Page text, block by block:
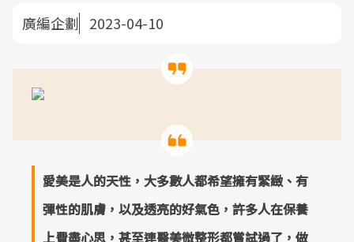
廣編企劃 2023-04-10
愛美是人的天性，大多數人都希望擁有緊緻、有
彈性的肌膚，以及透亮的好氣色，許多人在保養
上費盡心思，甚至連醫美微整形都嘗試過了，做